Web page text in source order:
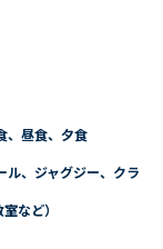
、昼食、夕食
ル、ジャグジー、クラ
など）